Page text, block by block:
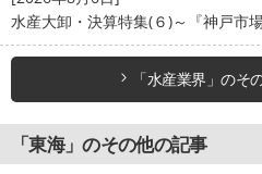
水産大卸・決算特集(６)～『神戸
「水産業界」のそ
「東海」のその他の記事